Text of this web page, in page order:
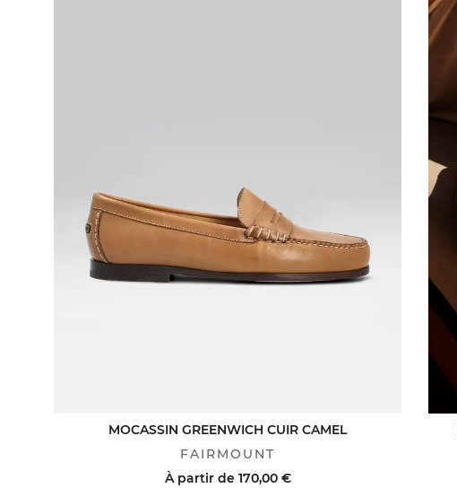
MOCASSIN GREENWICH CUIR CAMEL
FAIRMOUNT
À partir de 170,00 €